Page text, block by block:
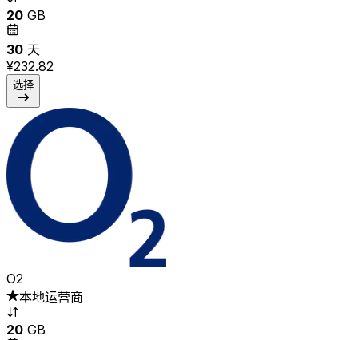
20 GB
30 天
¥232.82
选择
O2
本地运营商
20 GB